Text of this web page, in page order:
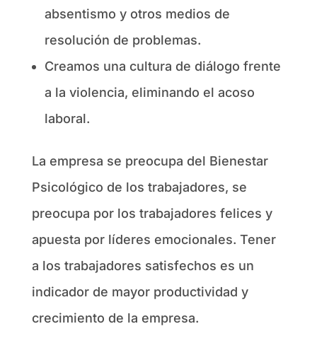
absentismo y otros medios de
resolución de problemas.
Creamos una cultura de diálogo frente
a la violencia, eliminando el acoso
laboral.
La empresa se preocupa del Bienestar
Psicológico de los trabajadores, se
preocupa por los trabajadores felices y
apuesta por líderes emocionales. Tener
a los trabajadores satisfechos es un
indicador de mayor productividad y
crecimiento de la empresa.